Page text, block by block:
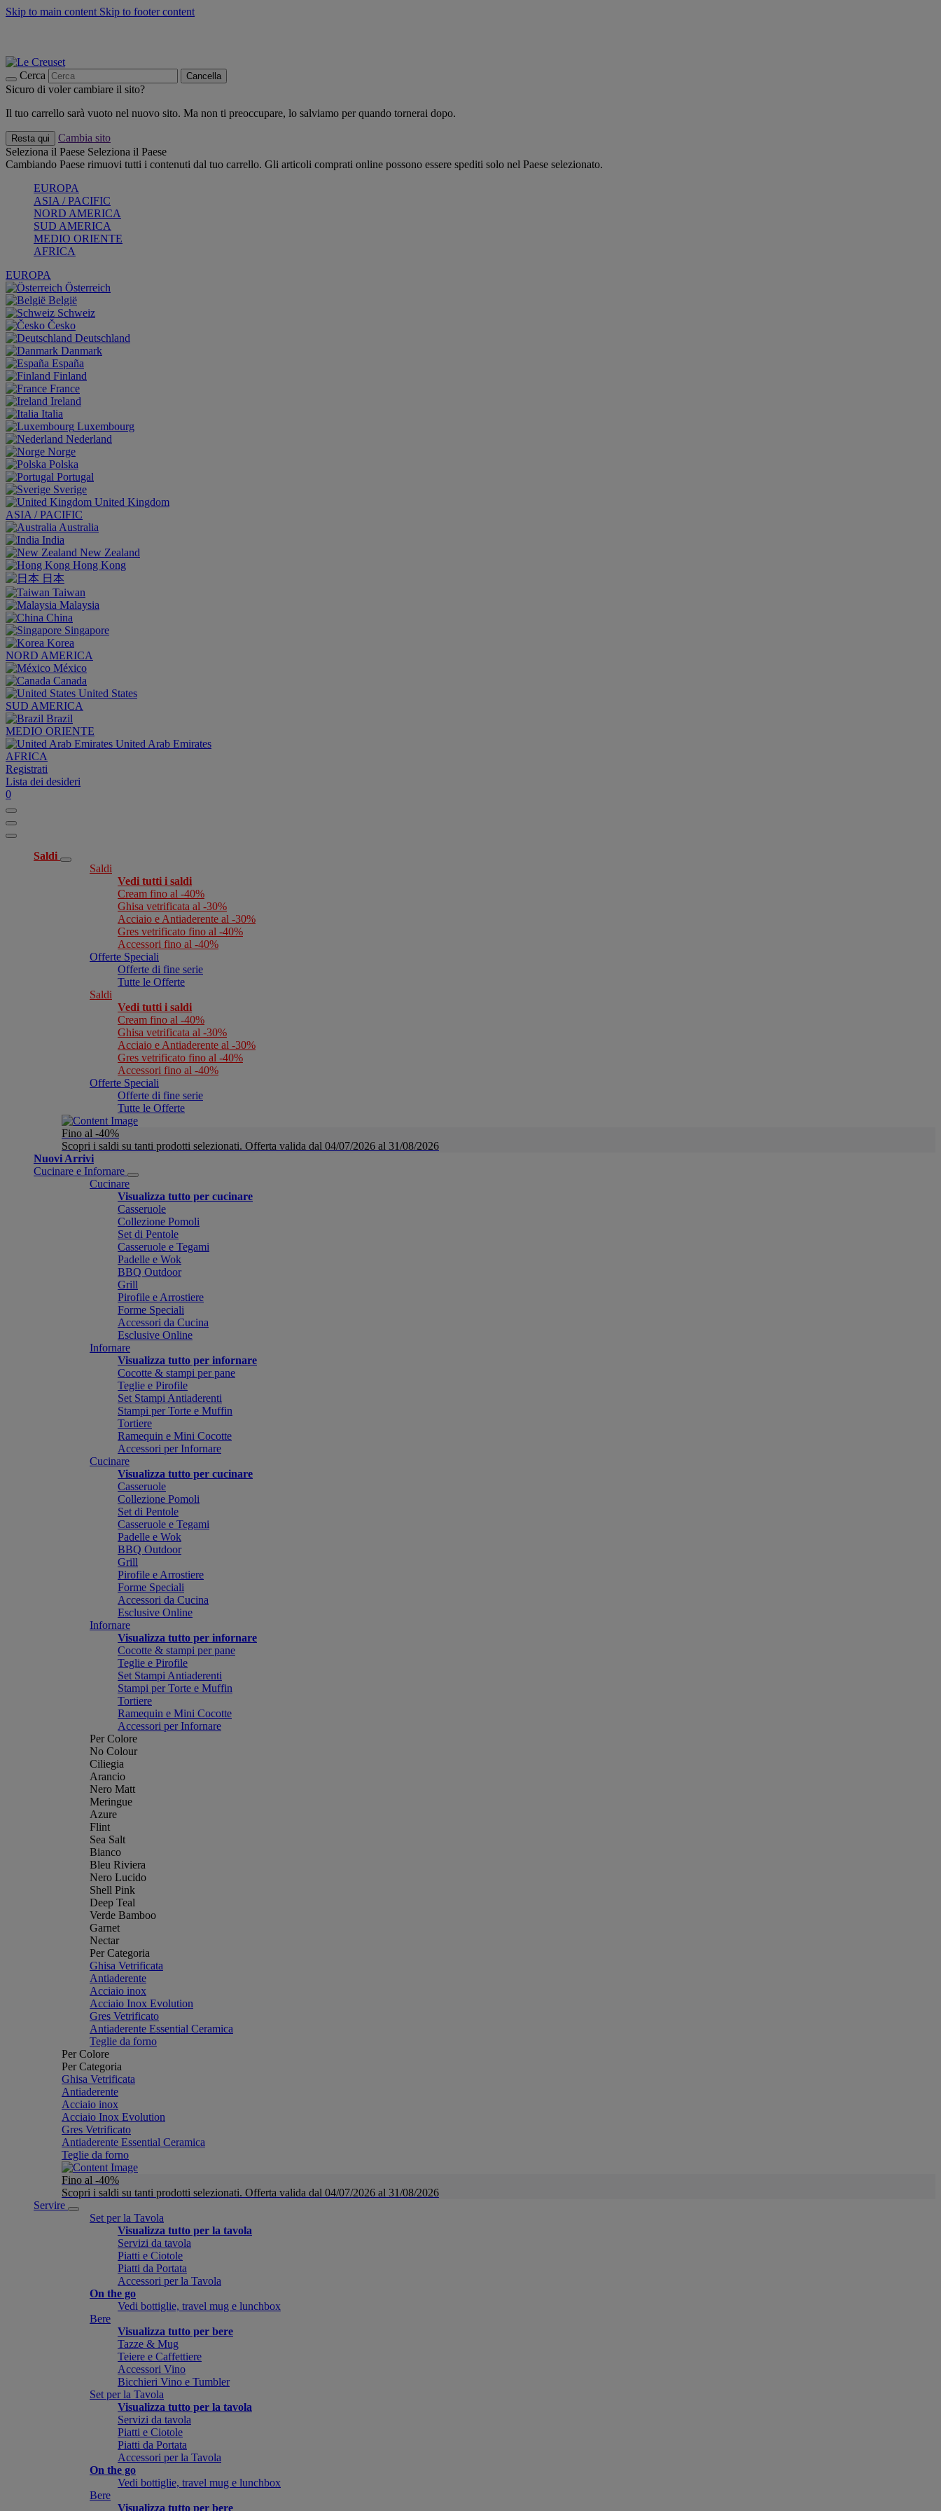
Skip to main content Skip to footer content
Cerca Cancella
Sicuro di voler cambiare il sito?
Il tuo carrello sarà vuoto nel nuovo sito. Ma non ti preoccupare, lo salviamo per quando tornerai dopo.
Resta qui
Cambia sito
Seleziona il Paese Seleziona il Paese
Cambiando Paese rimuovi tutti i contenuti dal tuo carrello. Gli articoli comprati online possono essere spediti solo nel Paese selezionato.
EUROPA
ASIA / PACIFIC
NORD AMERICA
SUD AMERICA
MEDIO ORIENTE
AFRICA
EUROPA
Österreich
België
Schweiz
Česko
Deutschland
Danmark
España
Finland
France
Ireland
Italia
Luxembourg
Nederland
Norge
Polska
Portugal
Sverige
United Kingdom
ASIA / PACIFIC
Australia
India
New Zealand
Hong Kong
日本
Taiwan
Malaysia
China
Singapore
Korea
NORD AMERICA
México
Canada
United States
SUD AMERICA
Brazil
MEDIO ORIENTE
United Arab Emirates
AFRICA
Registrati
Lista dei desideri
0
Saldi
Saldi
Vedi tutti i saldi
Cream fino al -40%
Ghisa vetrificata al -30%
Acciaio e Antiaderente al -30%
Gres vetrificato fino al -40%
Accessori fino al -40%
Offerte Speciali
Offerte di fine serie
Tutte le Offerte
Saldi
Vedi tutti i saldi
Cream fino al -40%
Ghisa vetrificata al -30%
Acciaio e Antiaderente al -30%
Gres vetrificato fino al -40%
Accessori fino al -40%
Offerte Speciali
Offerte di fine serie
Tutte le Offerte
Fino al -40%
Scopri i saldi su tanti prodotti selezionati. Offerta valida dal 04/07/2026 al 31/08/2026
Nuovi Arrivi
Cucinare e Infornare
Cucinare
Visualizza tutto per cucinare
Casseruole
Collezione Pomoli
Set di Pentole
Casseruole e Tegami
Padelle e Wok
BBQ Outdoor
Grill
Pirofile e Arrostiere
Forme Speciali
Accessori da Cucina
Esclusive Online
Infornare
Visualizza tutto per infornare
Cocotte & stampi per pane
Teglie e Pirofile
Set Stampi Antiaderenti
Stampi per Torte e Muffin
Tortiere
Ramequin e Mini Cocotte
Accessori per Infornare
Cucinare
Visualizza tutto per cucinare
Casseruole
Collezione Pomoli
Set di Pentole
Casseruole e Tegami
Padelle e Wok
BBQ Outdoor
Grill
Pirofile e Arrostiere
Forme Speciali
Accessori da Cucina
Esclusive Online
Infornare
Visualizza tutto per infornare
Cocotte & stampi per pane
Teglie e Pirofile
Set Stampi Antiaderenti
Stampi per Torte e Muffin
Tortiere
Ramequin e Mini Cocotte
Accessori per Infornare
Per Colore
No Colour
Ciliegia
Arancio
Nero Matt
Meringue
Azure
Flint
Sea Salt
Bianco
Bleu Riviera
Nero Lucido
Shell Pink
Deep Teal
Verde Bamboo
Garnet
Nectar
Per Categoria
Ghisa Vetrificata
Antiaderente
Acciaio inox
Acciaio Inox Evolution
Gres Vetrificato
Antiaderente Essential Ceramica
Teglie da forno
Per Colore
Per Categoria
Ghisa Vetrificata
Antiaderente
Acciaio inox
Acciaio Inox Evolution
Gres Vetrificato
Antiaderente Essential Ceramica
Teglie da forno
Fino al -40%
Scopri i saldi su tanti prodotti selezionati. Offerta valida dal 04/07/2026 al 31/08/2026
Servire
Set per la Tavola
Visualizza tutto per la tavola
Servizi da tavola
Piatti e Ciotole
Piatti da Portata
Accessori per la Tavola
On the go
Vedi bottiglie, travel mug e lunchbox
Bere
Visualizza tutto per bere
Tazze & Mug
Teiere e Caffettiere
Accessori Vino
Bicchieri Vino e Tumbler
Set per la Tavola
Visualizza tutto per la tavola
Servizi da tavola
Piatti e Ciotole
Piatti da Portata
Accessori per la Tavola
On the go
Vedi bottiglie, travel mug e lunchbox
Bere
Visualizza tutto per bere